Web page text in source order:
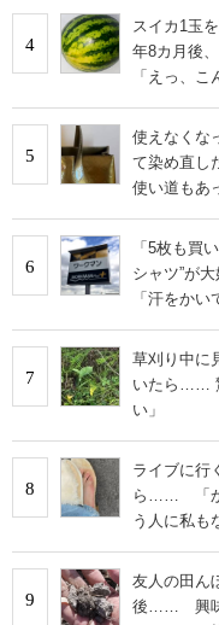
4
スイカ1玉
年8カ月後
「えっ、
5
使えなくな
て染め直し
使い道もあ
6
「5枚も買
シャツ”が
「汗をか
7
草刈り中に
いたら……
い」
8
ライブに行
ら…… 「か
う人に私も
9
友人の田ん
後…… 興味